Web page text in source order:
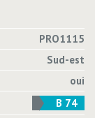
PRO1115
Sud-est
oui
B 74